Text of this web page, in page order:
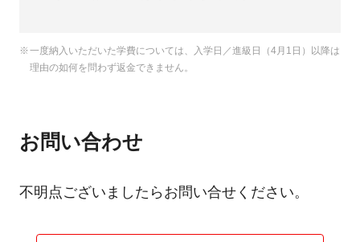
一度納入いただいた学費については、入学日／進級日（4月1日）以降は
理由の如何を問わず返金できません。
お問い合わせ
不明点ございましたらお問い合せください。